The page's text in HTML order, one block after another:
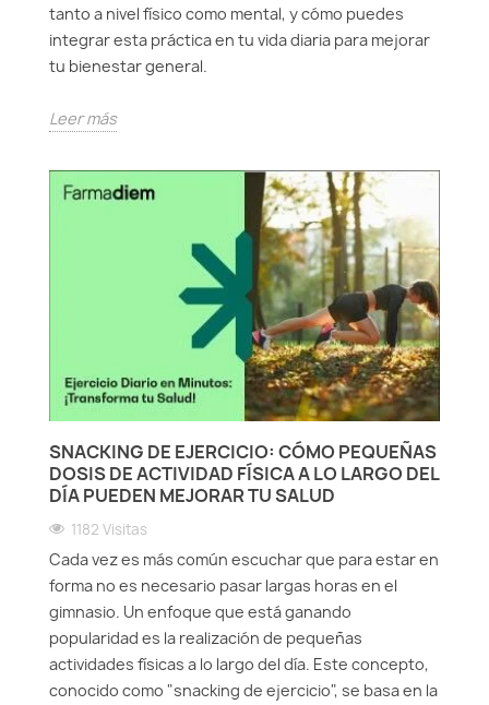
tanto a nivel físico como mental, y cómo puedes
integrar esta práctica en tu vida diaria para mejorar
tu bienestar general.
Leer más
SNACKING DE EJERCICIO: CÓMO PEQUEÑAS
DOSIS DE ACTIVIDAD FÍSICA A LO LARGO DEL
DÍA PUEDEN MEJORAR TU SALUD
1182 Visitas
Cada vez es más común escuchar que para estar en
forma no es necesario pasar largas horas en el
gimnasio. Un enfoque que está ganando
popularidad es la realización de pequeñas
actividades físicas a lo largo del día. Este concepto,
conocido como "snacking de ejercicio", se basa en la